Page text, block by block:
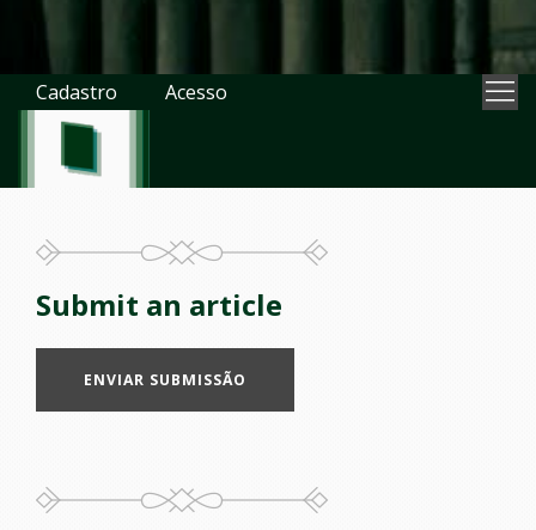
Cadastro Acesso
Submit an article
ENVIAR SUBMISSÃO